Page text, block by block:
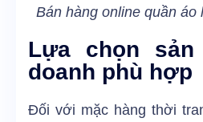
Bán hàng online quần áo
Lựa chọn sản
doanh phù hợp
Đối với mặc hàng thời